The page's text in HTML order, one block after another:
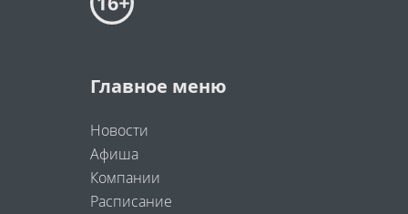
Главное меню
Новости
Афиша
Компании
Расписание